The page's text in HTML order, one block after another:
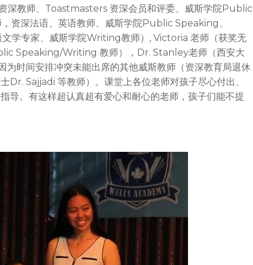
深教师、Toastmasters 资深会员和评委、威斯学院Public
资深法语、英语教师、威斯学院Public Speaking、
学专家、威斯学院Writing教师）, Victoria 老师（获奖无
Speaking/Writing 教师），Dr. Stanley老师（西安大
时间安排冲突未能出席的其他威斯教师（资深教育局退休
Dr. Sajjadi 等教师）。课堂上各位老师对孩子尽心付出、
导。有这样超认真超有爱心和耐心的老师，孩子们能不提